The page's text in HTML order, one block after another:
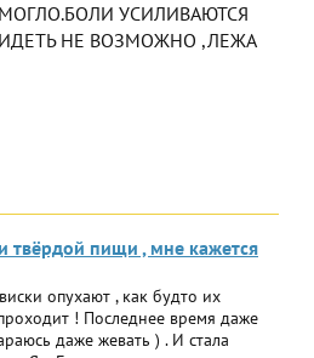
УСИЛИВАЮТСЯ
НЕ ВОЗМОЖНО ,ЛЕЖА
твёрдой пищи , мне кажется
опухают , как будто их
! Последнее время даже
даже жевать ) . И стала